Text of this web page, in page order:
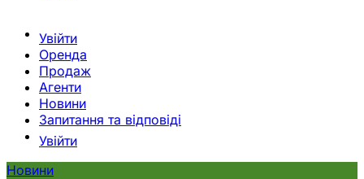
Увійти
Оренда
Продаж
Агенти
Новини
Запитання та відповіді
Увійти
Новини